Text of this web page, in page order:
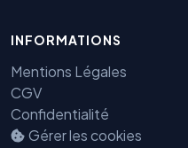
INFORMATIONS
Mentions Légales
CGV
Confidentialité
Gérer les cookies